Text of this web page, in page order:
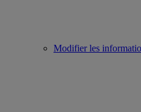
Modifier les